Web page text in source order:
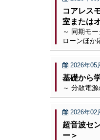
コアレス
室または
～ 同期モ
ローンほか
2026年05
基礎から
～ 分散電
2026年02
超音波セ
ー＞